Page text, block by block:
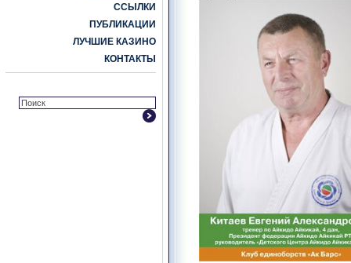
ССЫЛКИ
ПУБЛИКАЦИИ
ЛУЧШИЕ КАЗИНО
КОНТАКТЫ